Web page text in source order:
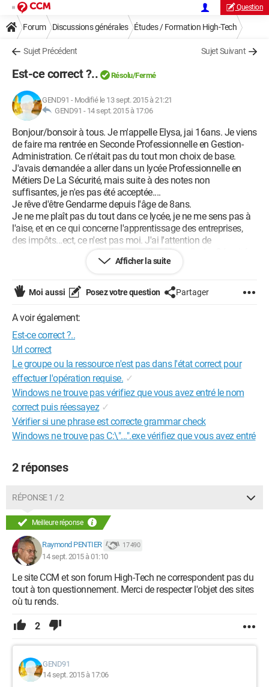
Question
Forum Discussions générales Études / Formation High-Tech
Sujet Précédent Sujet Suivant
Est-ce correct ?.. Résolu/Fermé
GEND91 - Modifié le 13 sept. 2015 à 21:21
GEND91 - 14 sept. 2015 à 17:06
Bonjour/bonsoir à tous. Je m'appelle Elysa, jai 16ans. Je viens
de faire ma rentrée en Seconde Professionnelle en Gestion-
Administration. Ce n'était pas du tout mon choix de base.
J'avais demandée a aller dans un lycée Professionnelle en
Métiers De La Sécurité, mais suite à des notes non
suffisantes, je n'es pas été acceptée....
Je rêve d'être Gendarme depuis l'âge de 8ans.
Je ne me plaît pas du tout dans ce lycée, je ne me sens pas à
l'aise, et en ce qui concerne l'apprentissage des entreprises,
des impôts...ect, ce n'est pas moi. J'ai l'attention de
redemander au lycée Professionnelle Métiers De La Sécurité
cas malheureux, je ne suis encore pas prise dans ce lycée de
la sécurité, est-ce que la formation Bac Professionnelle
Gestion-Administration peut me servir pour rentrée en
Gendarmerie ??
Je vous remercie beaucoup d'avance pour votre réponse, à
très bientôt je l'espère.
Afficher la suite
Moi aussi Posez votre question Partager
A voir également:
Est-ce correct ?..
Url correct
Le groupe ou la ressource n'est pas dans l'état correct pour
effectuer l'opération requise. ✓
Windows ne trouve pas vérifiez que vous avez entré le nom
correct puis réessayez ✓
Vérifier si une phrase est correcte grammar check
Windows ne trouve pas C:\"...".exe vérifiez que vous avez entré
2 réponses
RÉPONSE 1 / 2
Meilleure réponse
Raymond PENTIER 17 490
14 sept. 2015 à 01:10
Le site CCM et son forum High-Tech ne correspondent pas du
tout à ton questionnement. Merci de respecter l'objet des sites
où tu rends.
2
GEND91
14 sept. 2015 à 17:06